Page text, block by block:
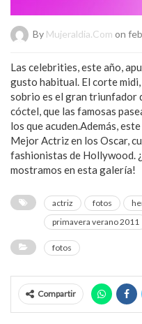
By Mujeraldia.com on
Las celebrities, este año,
gusto habitual. El corte
sobrio es el gran triunfador
cóctel, que las famosas
los que acuden.Además,
Mejor Actriz en los Oscar,
fashionistas de Hollywood.
mostramos en esta galería!
actriz fotos
primavera verano 2011
fotos
Compartir